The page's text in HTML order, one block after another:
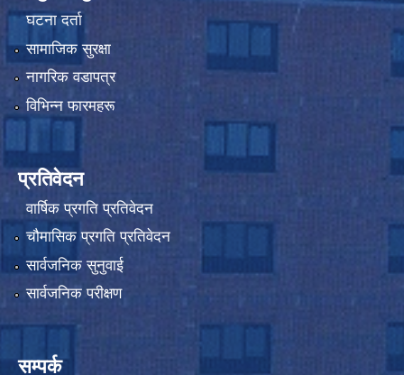
घटना दर्ता
सामाजिक सुरक्षा
नागरिक वडापत्र
विभिन्न फारमहरू
प्रतिवेदन
वार्षिक प्रगति प्रतिवेदन
चौमासिक प्रगति प्रतिवेदन
सार्वजनिक सुनुवाई
सार्वजनिक परीक्षण
सम्पर्क